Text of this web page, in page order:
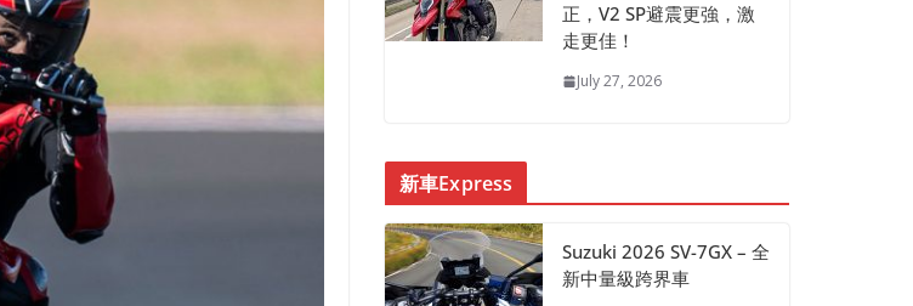
正，V2 SP避震更強，激
走更佳！
July 27, 2026
新車Express
Suzuki 2026 SV-7GX – 全
新中量級跨界車